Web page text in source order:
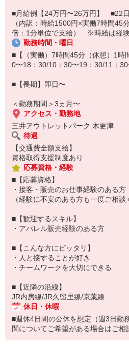
す。
■【具体的な仕事内容】
●お客様対応・販売業務
・商品の説明、コーディネート提案
・レジ清算、商品のラッピング、お見
・制服あり
■【シフトについて】
・週3日から勤務可能
■月給例【24万円〜26万円】 ■22
（内訳：時給1500円×実働7時間
倍：1分単位で支給） ※時給は経験
勤務時間・曜日
■【（実働）7時間45分（休憩）1時
0〜18：30/10：30〜19：30/11：
■【長期】即日〜
＜勤務期間＞3ヵ月〜
アクセス・勤務地
三井アウトレットパーク 木更津
待遇
【交通費全額支給】
資格取得支援制度あり
応募資格・経験
■【応募資格】
・接客・販売のお仕事経験のある方
（経験に不安のある方も一度ご相談
■【歓迎するスキル】
・アパレル販売経験のある方
■【こんな方にピッタリ】
・人と接することが好き
・チームワークを大切にできる
■【近隣の沿線】
JR内房線/JR久留里線/京葉線
休日・休暇
■週休4日間の公休を想定（週3日
間についてご希望がある場合はご相